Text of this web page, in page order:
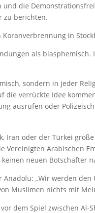
und die
zu berichten.
in
als
sondern in jeder
die verrückte Idee
ausrufen oder
Iran oder der Türkei
Vereinigten Arabischen
neuen Botschafter
„Wir werden
Muslimen nichts mit
dem Spiel zwischen Al-